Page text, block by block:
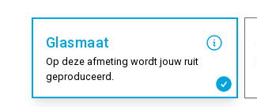
Glasmaat
Op deze afmeting wordt jouw ruit
geproduceerd.